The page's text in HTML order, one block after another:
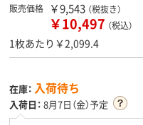
販売価格 ￥9,543 （税抜き）
￥10,497 （税込）
1枚あたり￥2,099.4
在庫： 入荷待ち
入荷日： 8月7日（金）予定